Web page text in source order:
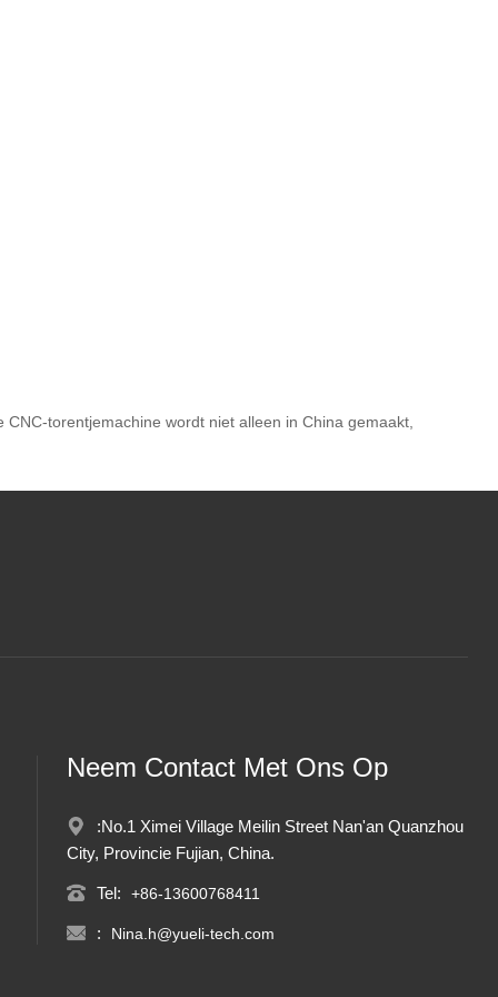
torentjemachine wordt niet alleen in China gemaakt,
Neem Contact Met Ons Op
:No.1 Ximei Village Meilin Street Nan'an Quanzhou
City, Provincie Fujian, China.
Tel: +86-13600768411
: Nina.h@yueli-tech.com